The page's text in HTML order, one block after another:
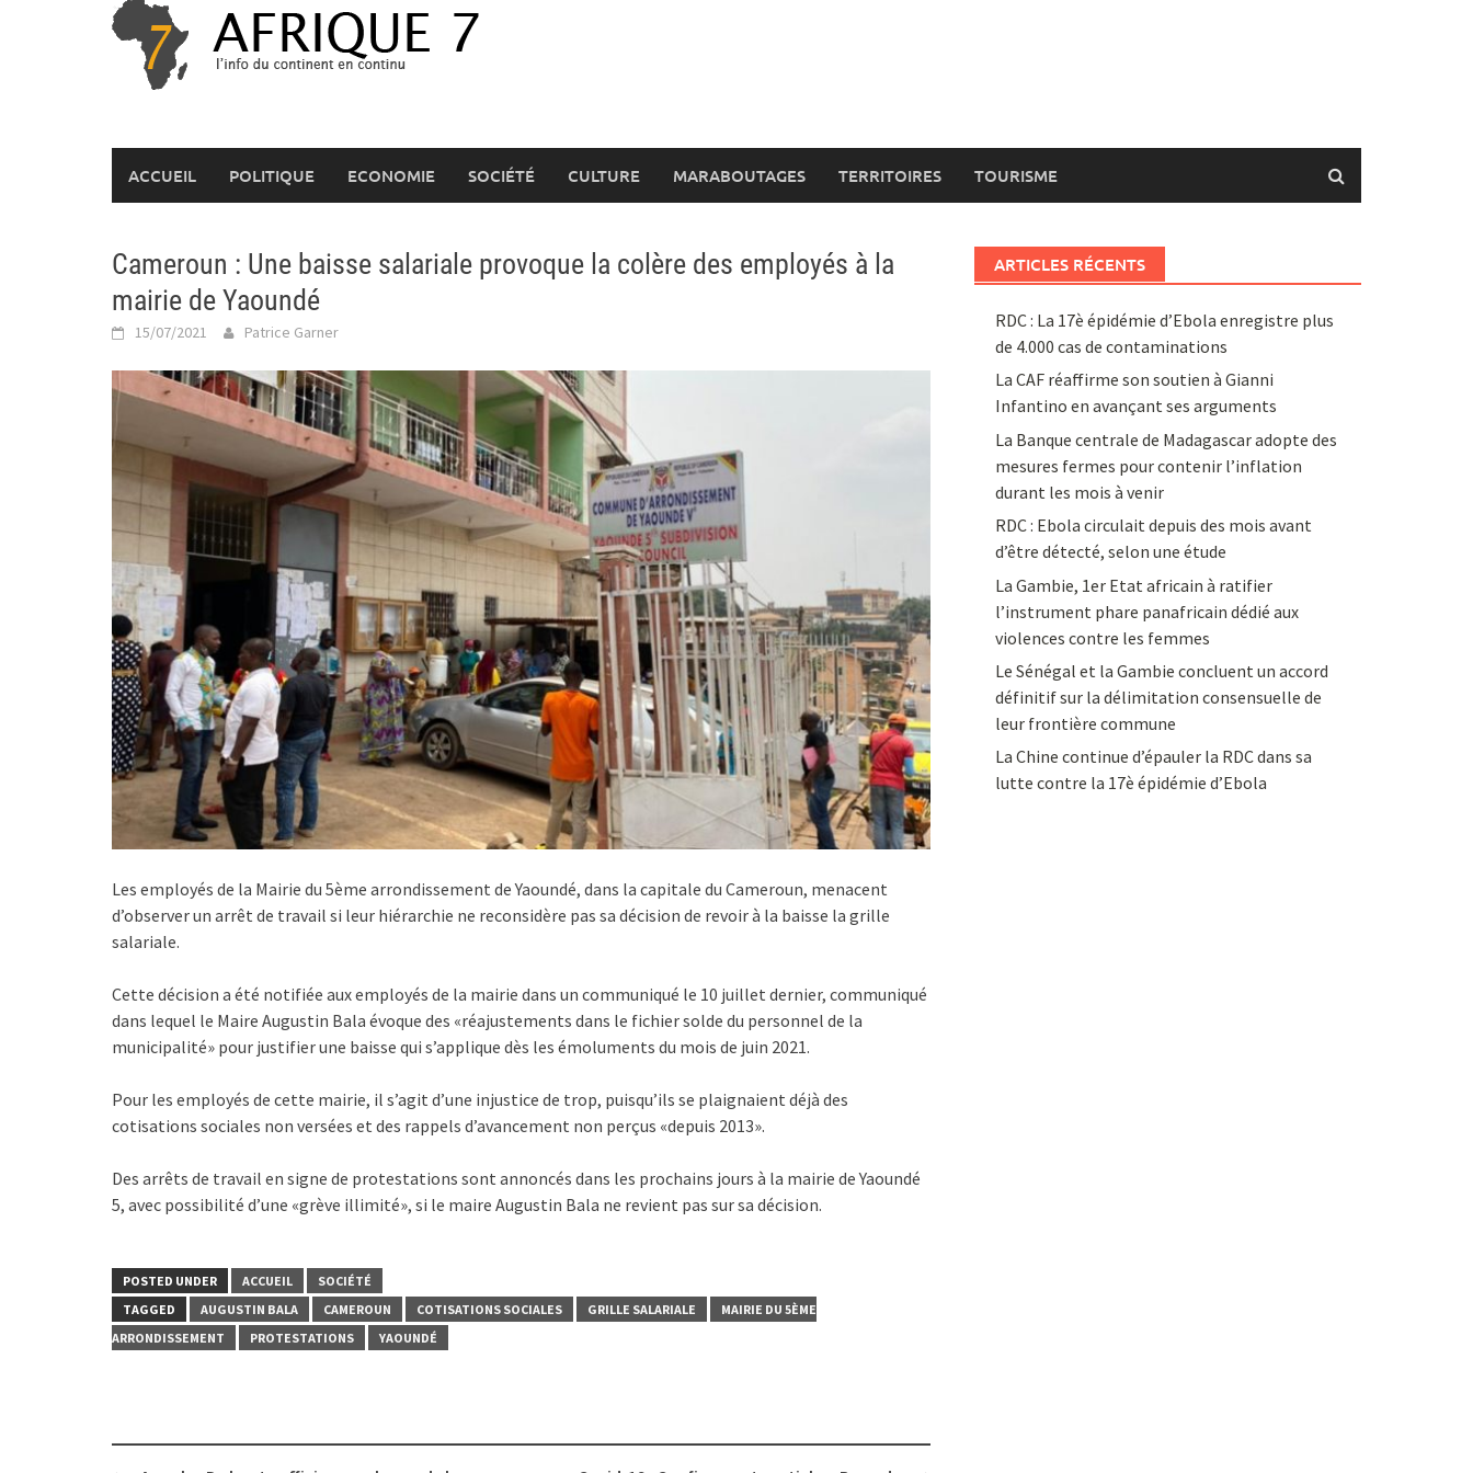
ACCUEIL POLITIQUE ECONOMIE SOCIÉTÉ CULTURE MARABOUTAGES TERRITOIRES TOURISME
Cameroun : Une baisse salariale provoque la colère des employés à la
mairie de Yaoundé
15/07/2021 Patrice Garner
Les employés de la Mairie du 5ème arrondissement de Yaoundé, dans la capitale du Cameroun, menacent
d’observer un arrêt de travail si leur hiérarchie ne reconsidère pas sa décision de revoir à la baisse la grille
salariale.
Cette décision a été notifiée aux employés de la mairie dans un communiqué le 10 juillet dernier, communiqué
dans lequel le Maire Augustin Bala évoque des «réajustements dans le fichier solde du personnel de la
municipalité» pour justifier une baisse qui s’applique dès les émoluments du mois de juin 2021.
Pour les employés de cette mairie, il s’agit d’une injustice de trop, puisqu’ils se plaignaient déjà des
cotisations sociales non versées et des rappels d’avancement non perçus «depuis 2013».
Des arrêts de travail en signe de protestations sont annoncés dans les prochains jours à la mairie de Yaoundé
5, avec possibilité d’une «grève illimité», si le maire Augustin Bala ne revient pas sur sa décision.
POSTED UNDER ACCUEIL
SOCIÉTÉ
TAGGED
AUGUSTIN BALA CAMEROUN COTISATIONS SOCIALES GRILLE SALARIALE
MAIRIE DU 5ÈME
ARRONDISSEMENT
PROTESTATIONS YAOUNDÉ
ARTICLES RÉCENTS
RDC : La 17è épidémie d’Ebola enregistre plus
de 4.000 cas de contaminations
La CAF réaffirme son soutien à Gianni
Infantino en avançant ses arguments
La Banque centrale de Madagascar adopte des
mesures fermes pour contenir l’inflation
durant les mois à venir
RDC : Ebola circulait depuis des mois avant
d’être détecté, selon une étude
La Gambie, 1er Etat africain à ratifier
l’instrument phare panafricain dédié aux
violences contre les femmes
Le Sénégal et la Gambie concluent un accord
définitif sur la délimitation consensuelle de
leur frontière commune
La Chine continue d’épauler la RDC dans sa
lutte contre la 17è épidémie d’Ebola